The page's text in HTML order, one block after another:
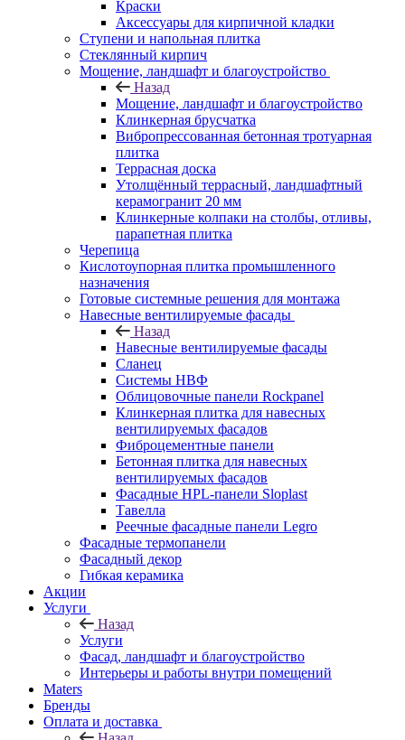
Краски
Аксессуары для кирпичной кладки
Ступени и напольная плитка
Cтеклянный кирпич
Мощение, ландшафт и благоустройство
Назад
Мощение, ландшафт и благоустройство
Клинкерная брусчатка
Вибропрессованная бетонная тротуарная
плитка
Террасная доска
Утолщённый террасный, ландшафтный
керамогранит 20 мм
Клинкерные колпаки на столбы, отливы,
парапетная плитка
Черепица
Кислотоупорная плитка промышленного
назначения
Готовые системные решения для монтажа
Навесные вентилируемые фасады
Назад
Навесные вентилируемые фасады
Сланец
Системы НВФ
Облицовочные панели Rockpanel
Клинкерная плитка для навесных
вентилируемых фасадов
Фиброцементные панели
Бетонная плитка для навесных
вентилируемых фасадов
Фасадные HPL-панели Sloplast
Тавелла
Реечные фасадные панели Legro
Фасадные термопанели
Фасадный декор
Гибкая керамика
Акции
Услуги
Назад
Услуги
Фасад, ландшафт и благоустройство
Интерьеры и работы внутри помещений
Maters
Бренды
Оплата и доставка